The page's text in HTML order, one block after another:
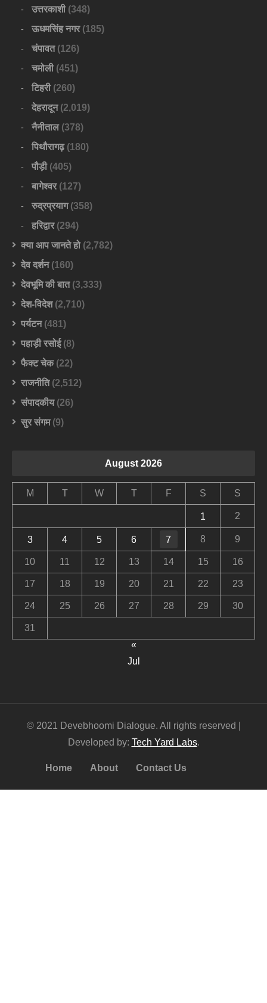
उत्तरकाशी(348)
ऊधमसिंह नगर(185)
चंपावत(126)
चमोली(451)
टिहरी(260)
देहरादून(2,019)
नैनीताल(378)
पिथौरागढ़(180)
पौड़ी(405)
बागेश्वर(127)
रुद्रप्रयाग(358)
हरिद्वार(294)
क्या आप जानते हो(2,782)
देव दर्शन(160)
देवभूमि की बात(3,333)
देश-विदेश(2,710)
पर्यटन(481)
पहाड़ी रसोई(8)
फैक्ट चेक(22)
राजनीति(2,512)
संपादकीय(26)
सुर संगम(9)
August 2026
M T W T F S S
1 2
3 4 5 6 7 8 9
10 11 12 13 14 15 16
17 18 19 20 21 22 23
24 25 26 27 28 29 30
31
«
Jul
© 2021 Devebhoomi Dialogue. All rights reserved |
Developed by: Tech Yard Labs.
Home About Contact Us